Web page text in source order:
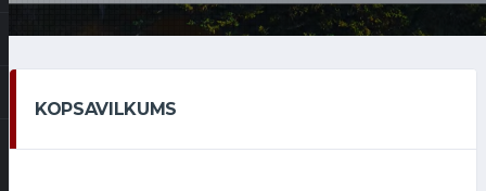
KOPSAVILKUMS